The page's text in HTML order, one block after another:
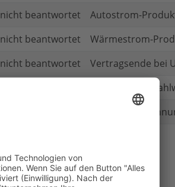
nicht beantwortet
Autostrom-
nicht beantwortet
Wärmestrom-
nicht beantwortet
Vertragsende bei
Mehr als eine
Gedruckte